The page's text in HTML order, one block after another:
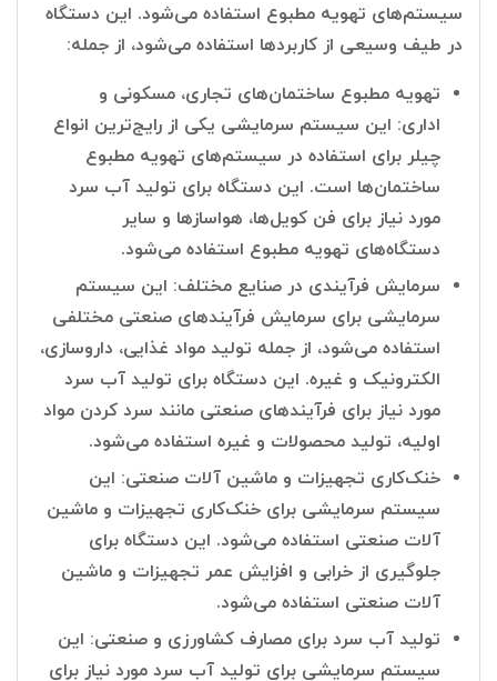
سیستم‌های تهویه مطبوع استفاده می‌شود. این دستگاه
در طیف وسیعی از کاربردها استفاده می‌شود، از جمله:
تهویه مطبوع ساختمان‌های تجاری، مسکونی و
اداری: این سیستم سرمایشی یکی از رایج‌ترین انواع
چیلر برای استفاده در سیستم‌های تهویه مطبوع
ساختمان‌ها است. این دستگاه برای تولید آب سرد
مورد نیاز برای فن کویل‌ها، هواسازها و سایر
دستگاه‌های تهویه مطبوع استفاده می‌شود.
سرمایش فرآیندی در صنایع مختلف: این سیستم
سرمایشی برای سرمایش فرآیندهای صنعتی مختلفی
استفاده می‌شود، از جمله تولید مواد غذایی، داروسازی،
الکترونیک و غیره. این دستگاه برای تولید آب سرد
مورد نیاز برای فرآیندهای صنعتی مانند سرد کردن مواد
اولیه، تولید محصولات و غیره استفاده می‌شود.
خنک‌کاری تجهیزات و ماشین آلات صنعتی: این
سیستم سرمایشی برای خنک‌کاری تجهیزات و ماشین
آلات صنعتی استفاده می‌شود. این دستگاه برای
جلوگیری از خرابی و افزایش عمر تجهیزات و ماشین
آلات صنعتی استفاده می‌شود.
تولید آب سرد برای مصارف کشاورزی و صنعتی: این
سیستم سرمایشی برای تولید آب سرد مورد نیاز برای